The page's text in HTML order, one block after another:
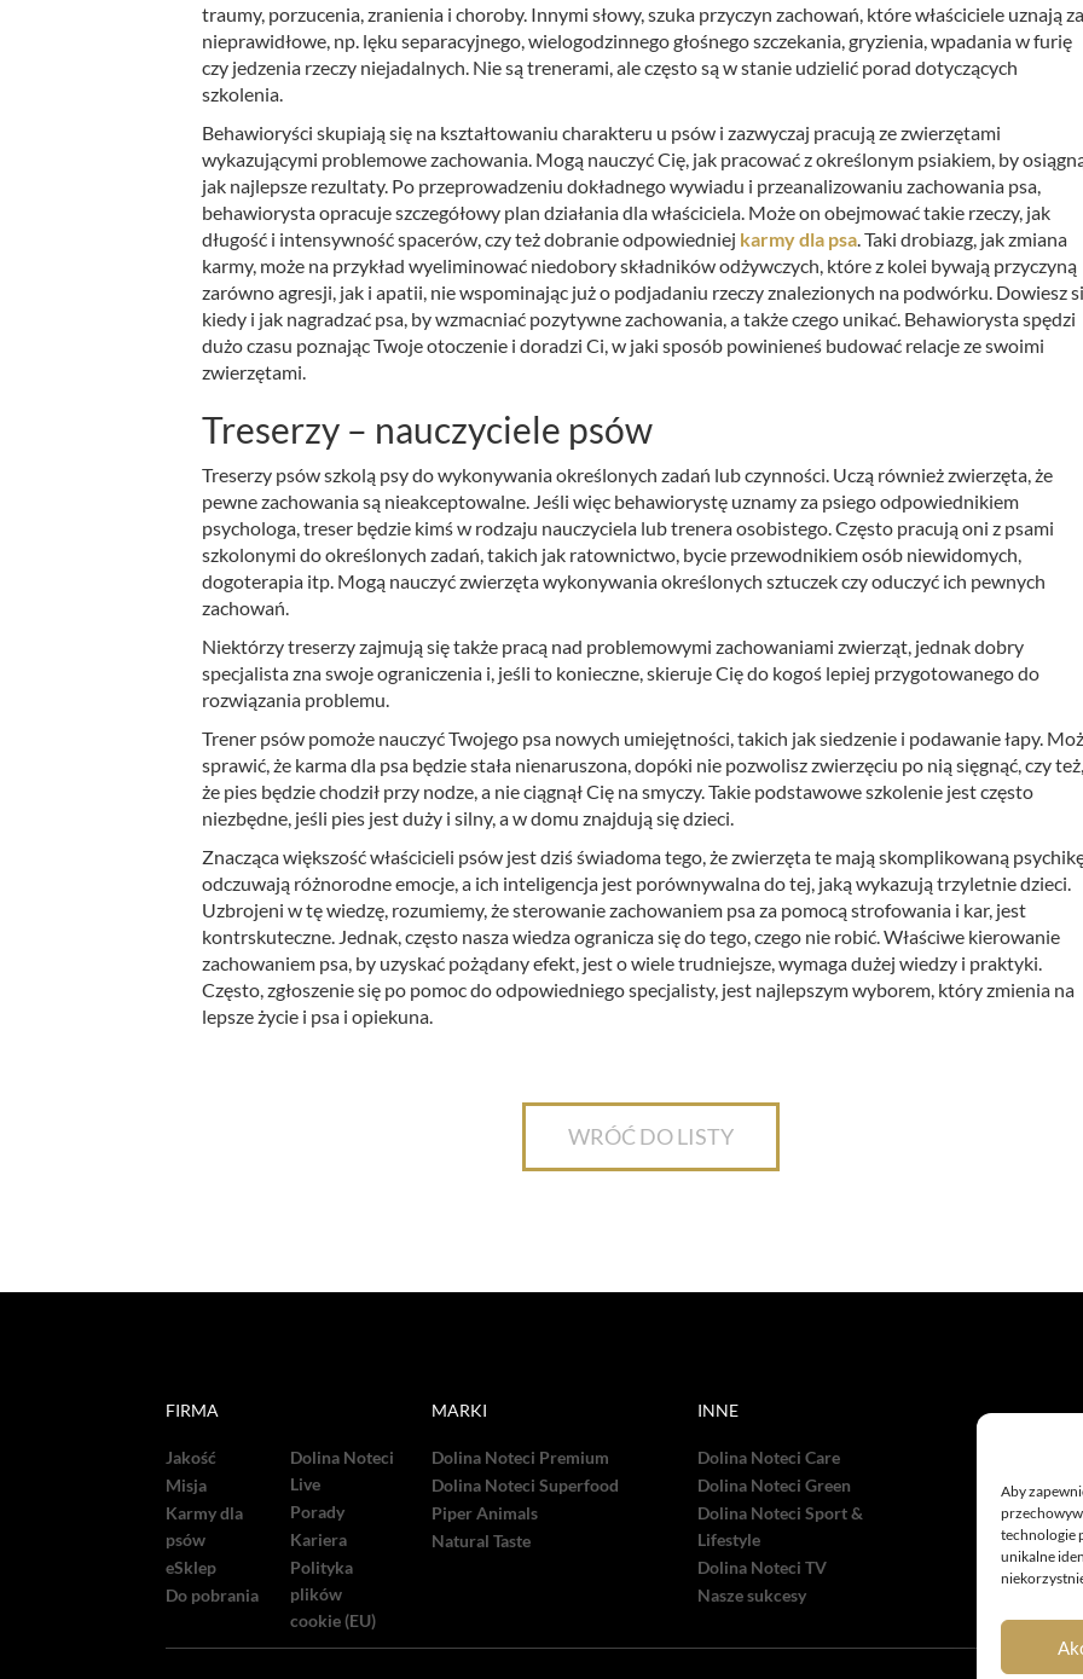
Aby
technologie
unikalne
traumy, porzucenia, zranienia i choroby. Innymi słowy, szuka przyczyn zachowań, które właściciele uznają za
nieprawidłowe, np. lęku separacyjnego, wielogodzinnego głośnego szczekania, gryzienia, wpadania w furię
czy jedzenia rzeczy niejadalnych. Nie są trenerami, ale często są w stanie udzielić porad dotyczących
szkolenia.
Behawioryści skupiają się na kształtowaniu charakteru u psów i zazwyczaj pracują ze zwierzętami
wykazującymi problemowe zachowania. Mogą nauczyć Cię, jak pracować z określonym psiakiem, by
jak najlepsze rezultaty. Po przeprowadzeniu dokładnego wywiadu i przeanalizowaniu zachowania psa,
behawiorysta opracuje szczegółowy plan działania dla właściciela. Może on obejmować takie rzeczy, jak
długość i intensywność spacerów, czy też dobranie odpowiedniej karmy dla psa. Taki drobiazg, jak zmiana
karmy, może na przykład wyeliminować niedobory składników odżywczych, które z kolei bywają przyczyną
zarówno agresji, jak i apatii, nie wspominając już o podjadaniu rzeczy znalezionych na podwórku. Dowiesz
kiedy i jak nagradzać psa, by wzmacniać pozytywne zachowania, a także czego unikać. Behawiorysta spędzi
dużo czasu poznając Twoje otoczenie i doradzi Ci, w jaki sposób powinieneś budować relacje ze swoimi
zwierzętami.
Treserzy – nauczyciele psów
Treserzy psów szkolą psy do wykonywania określonych zadań lub czynności. Uczą również zwierzęta, że
pewne zachowania są nieakceptowalne. Jeśli więc behawiorystę uznamy za psiego odpowiednikiem
psychologa, treser będzie kimś w rodzaju nauczyciela lub trenera osobistego. Często pracują oni z psami
szkolonymi do określonych zadań, takich jak ratownictwo, bycie przewodnikiem osób niewidomych,
dogoterapia itp. Mogą nauczyć zwierzęta wykonywania określonych sztuczek czy oduczyć ich pewnych
zachowań.
Niektórzy treserzy zajmują się także pracą nad problemowymi zachowaniami zwierząt, jednak dobry
specjalista zna swoje ograniczenia i, jeśli to konieczne, skieruje Cię do kogoś lepiej przygotowanego do
rozwiązania problemu.
Trener psów pomoże nauczyć Twojego psa nowych umiejętności, takich jak siedzenie i podawanie łapy.
sprawić, że karma dla psa będzie stała nienaruszona, dopóki nie pozwolisz zwierzęciu po nią sięgnąć, czy też,
że pies będzie chodził przy nodze, a nie ciągnął Cię na smyczy. Takie podstawowe szkolenie jest często
niezbędne, jeśli pies jest duży i silny, a w domu znajdują się dzieci.
Znacząca większość właścicieli psów jest dziś świadoma tego, że zwierzęta te mają skomplikowaną
odczuwają różnorodne emocje, a ich inteligencja jest porównywalna do tej, jaką wykazują trzyletnie dzieci.
Uzbrojeni w tę wiedzę, rozumiemy, że sterowanie zachowaniem psa za pomocą strofowania i kar, jest
kontrskuteczne. Jednak, często nasza wiedza ogranicza się do tego, czego nie robić. Właściwe kierowanie
zachowaniem psa, by uzyskać pożądany efekt, jest o wiele trudniejsze, wymaga dużej wiedzy i praktyki.
Często, zgłoszenie się po pomoc do odpowiedniego specjalisty, jest najlepszym wyborem, który zmienia na
lepsze życie i psa i opiekuna.
WRÓĆ DO LISTY
FIRMA
Jakość
Misja
Karmy dla
psów
eSklep
Do pobrania
Dolina Noteci
Live
Porady
Kariera
Polityka
plików
cookie (EU)
MARKI
Dolina Noteci Premium
Dolina Noteci Superfood
Piper Animals
Natural Taste
INNE
Dolina Noteci Care
Dolina Noteci Green
Dolina Noteci Sport &
Lifestyle
Dolina Noteci TV
Nasze sukcesy